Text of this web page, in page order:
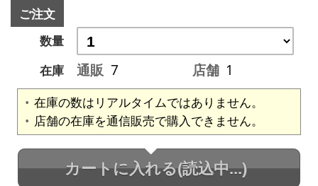
ご注文
数量
在庫
通販 7 店舗 1
在庫の数はリアルタイムではありません。
店舗の在庫を通信販売で購入できません。
カートに入れる(読込中...)